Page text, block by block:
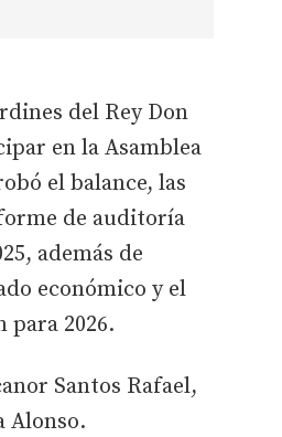
del Rey Don
en la Asamblea
el balance, las
de auditoría
además de
económico y el
para 2026.
Santos Rafael,
Alonso.